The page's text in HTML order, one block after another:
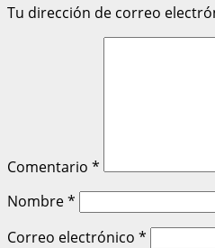
Tu dirección de correo
Comentario *
Nombre*
Correo electrónico *